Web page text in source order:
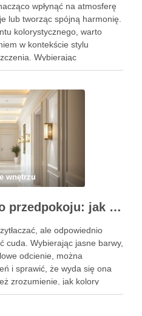
wpłynąć na atmosferę
lub tworząc spójną harmonię.
kolorystycznego, warto
w kontekście stylu
Wybierając
tylko podkreślić charakter
wnętrzu
Kolory do ciemnego przedpokoju: jak wybrać barwy i oświetlenie, by optycznie rozjaśnić i powiększyć przestrzeń
ale odpowiednio
cuda. Wybierając jasne barwy,
odcienie, można
i sprawić, że wyda się ona
zrozumienie, jak kolory
co pozwoli na